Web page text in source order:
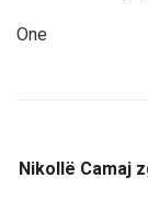
One
Nikollë Camaj